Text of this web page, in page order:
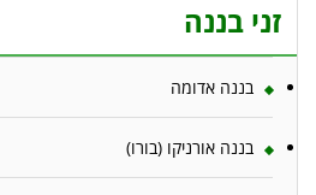
זני בננה
בננה אדומה
בננה אורניקו (בורו)